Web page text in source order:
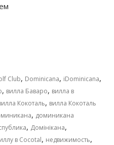
Club, Dominicana, iDominicana,
, вилла Баваро, вилла в
Кокоталь, вилла Кокоталь
, доминикана
, Домінікана,
в Cocotal, недвижимость,